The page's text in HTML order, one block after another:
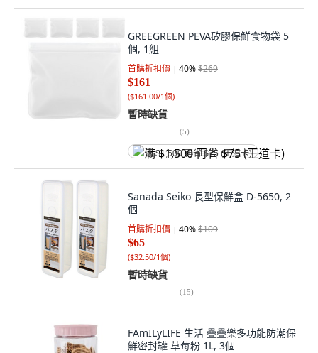
GREEGREEN PEVA矽膠保鮮食物袋 5
個, 1組
首購折扣價 40%$269
$161
($161.00/1個)
暫時缺貨
(5)
满 $1,500 再省 $75 (王道卡)
Sanada Seiko 長型保鮮盒 D-5650, 2
個
首購折扣價 40%$109
$65
($32.50/1個)
暫時缺貨
(15)
FAmILyLIFE 生活 疊疊樂多功能防潮保
鮮密封罐 草莓粉 1L, 3個